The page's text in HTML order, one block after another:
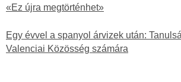
«Ez újra megtörténhet»
Egy évvel a spanyol árvizek után:
Valenciai Közösség számára